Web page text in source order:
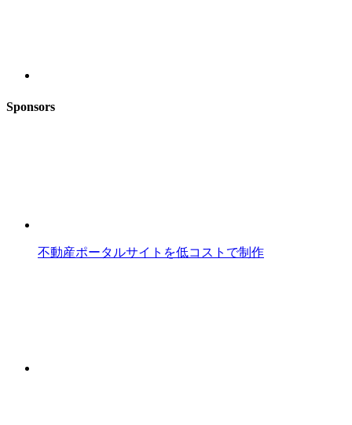
Sponsors
不動産ポータルサイトを低コストで制作